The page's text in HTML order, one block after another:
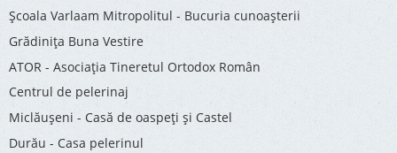
Şcoala Varlaam Mitropolitul - Bucuria cunoaşterii
Grădinița Buna Vestire
ATOR - Asociaţia Tineretul Ortodox Român
Centrul de pelerinaj
Miclăușeni - Casă de oaspeţi şi Castel
Durău - Casa pelerinul